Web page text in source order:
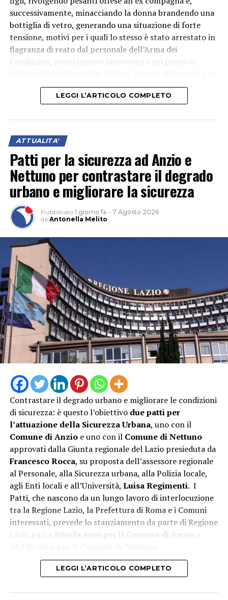
successivamente, minacciando la donna brandendo una
bottiglia di vetro, generando una situazione di forte
tensione, motivi per i quali lo stesso è stato arrestato in
flagranza di reato dal personale dell’Arma dei
Carabinieri, prontamente intervenuto sul posto su
riferito agli investigatori di aver subìto, anche in
passato, episodi di aggressione fisica e comportamenti
alle Autorità. L’uomo, che secondo quanto accertato dai
militari si trovava in evidente stato di alterazione
alcolica, è stato accompagnato presso l’ospedale di
Velletri per gli accertamenti sanitari del caso e
successivamente condotto presso la Casa Circondariale
di Latina, come disposto dal Magistrato di turno.
LEGGI L’ARTICOLO COMPLETO
ATTUALITA'
Patti per la sicurezza ad Anzio e
Nettuno per contrastare il degrado
urbano e migliorare la sicurezza
Pubblicato 1 giorno fa – 7 Agosto 2026
da Antonella Melito
Contrastare il degrado urbano e migliorare le condizioni
di sicurezza: è questo l’obiettivo due patti per
l’attuazione della Sicurezza Urbana, uno con il
Comune di Anzioe uno con il Comune di Nettuno
approvati dalla Giunta regionale del Lazio presieduta da
Francesco Rocca, su proposta dell’assessore regionale
al Personale, alla Sicurezza urbana, alla Polizia locale,
agli Enti locali e all’Università, Luisa Regimenti. I
Patti, che nascono da un lungo lavoro di interlocuzione
tra la Regione Lazio, la Prefettura di Roma e i Comuni
interessati, prevede lo stanziamento da parte di Regione
Lazio pari a
50mila euro per il Comune di Anzio e
LEGGI L’ARTICOLO COMPLETO